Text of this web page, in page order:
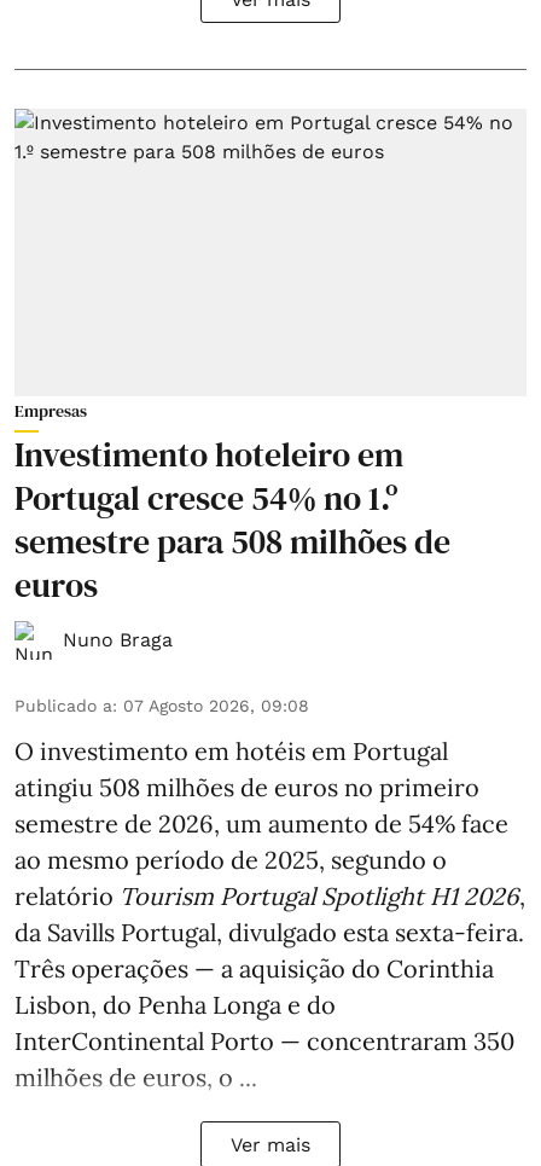
Empresas
Investimento hoteleiro em
Portugal cresce 54% no 1.º
semestre para 508 milhões de
euros
Nuno Braga
Publicado a: 07 Agosto 2026, 09:08
O investimento em hotéis em Portugal
atingiu 508 milhões de euros no primeiro
semestre de 2026, um aumento de 54% face
ao mesmo período de 2025, segundo o
relatório Tourism Portugal Spotlight H1 2026,
da Savills Portugal, divulgado esta sexta-feira.
Três operações — a aquisição do Corinthia
Lisbon, do Penha Longa e do
InterContinental Porto — concentraram 350
milhões de euros, o ...
Ver mais